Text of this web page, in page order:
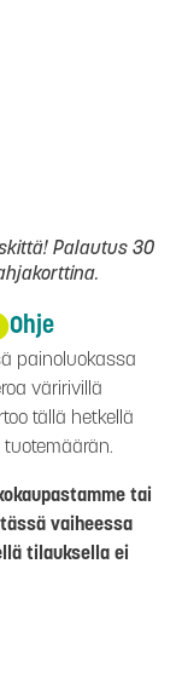
Palautus 30
Ohje
painoluokassa
väririvillä
tällä hetkellä
tai
vaiheessa
tilauksella ei